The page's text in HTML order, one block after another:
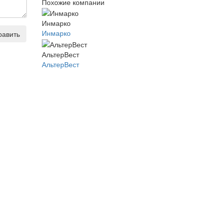
Похожие компании
Инмарко
Инмарко
АльтерВест
АльтерВест